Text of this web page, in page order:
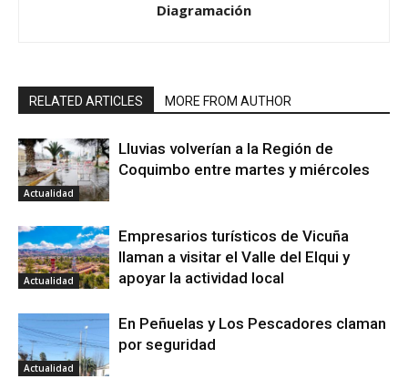
Diagramación
RELATED ARTICLES MORE FROM AUTHOR
Actualidad
Lluvias volverían a la Región de
Coquimbo entre martes y miércoles
Actualidad
Empresarios turísticos de Vicuña
llaman a visitar el Valle del Elqui y
apoyar la actividad local
Actualidad
En Peñuelas y Los Pescadores claman
por seguridad